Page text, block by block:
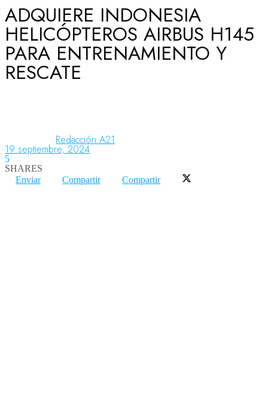
Aerolíneas
Aeronáutica
ADQUIERE INDONESIA
HELICÓPTEROS AIRBUS H145
PARA ENTRENAMIENTO Y
RESCATE
Redacción A21
19 septiembre, 2024
5
SHARES
Enviar
Compartir Compartir